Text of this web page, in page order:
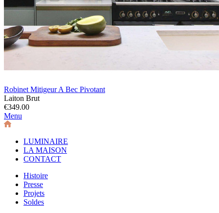
Robinet Mitigeur A Bec Pivotant
Laiton Brut
€349.00
Menu
LUMINAIRE
LA MAISON
CONTACT
Histoire
Presse
Projets
Soldes